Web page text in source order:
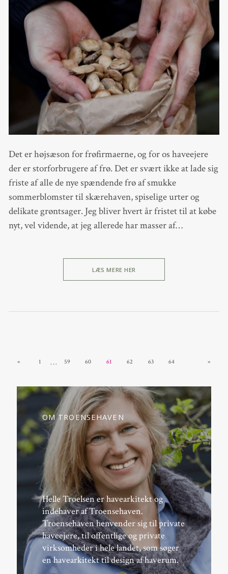
Det er højsæson for frøfirmaerne, og for os haveejere
der er storforbrugere af frø. Det er svært ikke at lade sig
friste af alle de nye spændende frø af smukke
sommerblomster til skærehaven, spiselige urter og
delikate grøntsager. Jeg bliver hvert år fristet til at købe
nyt, vel vidende, at jeg allerede har masser af…
LÆS MERE HER
« 1 … 59 60 61 62 63 64 »
OM TROENSEHAVEN
Helle Troelsen er havearkitekt og
indehaver af Troensehaven.
Troensehaven henvender sig til private
haveejere, til offentlige og private
virksomheder i hele landet, som søger
en havearkitekt til design af haverum.